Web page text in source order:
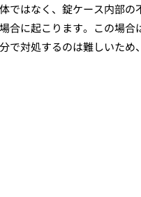
ではなく、錠ケース内部
合に起こります。この場
対処するのは難しいため